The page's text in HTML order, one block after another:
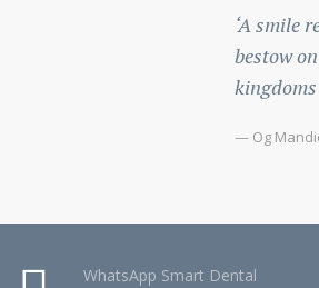
‘A smile
bestow
kingdoms
— Og
WhatsApp Smart Dental